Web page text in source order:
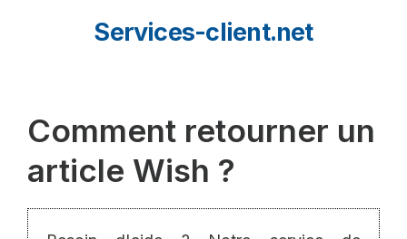
Services-client.net
Comment retourner un
article Wish ?